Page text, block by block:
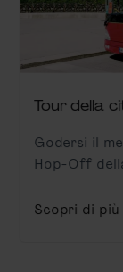
Tour della
Godersi il
Hop-Off
Scopri di più